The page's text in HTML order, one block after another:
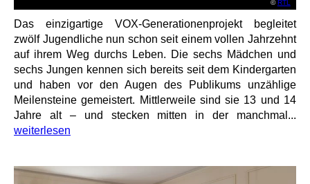
©RTL
Das einzigartige VOX-Generationenprojekt begleitet
zwölf Jugendliche nun schon seit einem vollen Jahrzehnt
auf ihrem Weg durchs Leben. Die sechs Mädchen und
sechs Jungen kennen sich bereits seit dem Kindergarten
und haben vor den Augen des Publikums unzählige
Meilensteine gemeistert. Mittlerweile sind sie 13 und 14
Jahre alt – und stecken mitten in der manchmal...
weiterlesen